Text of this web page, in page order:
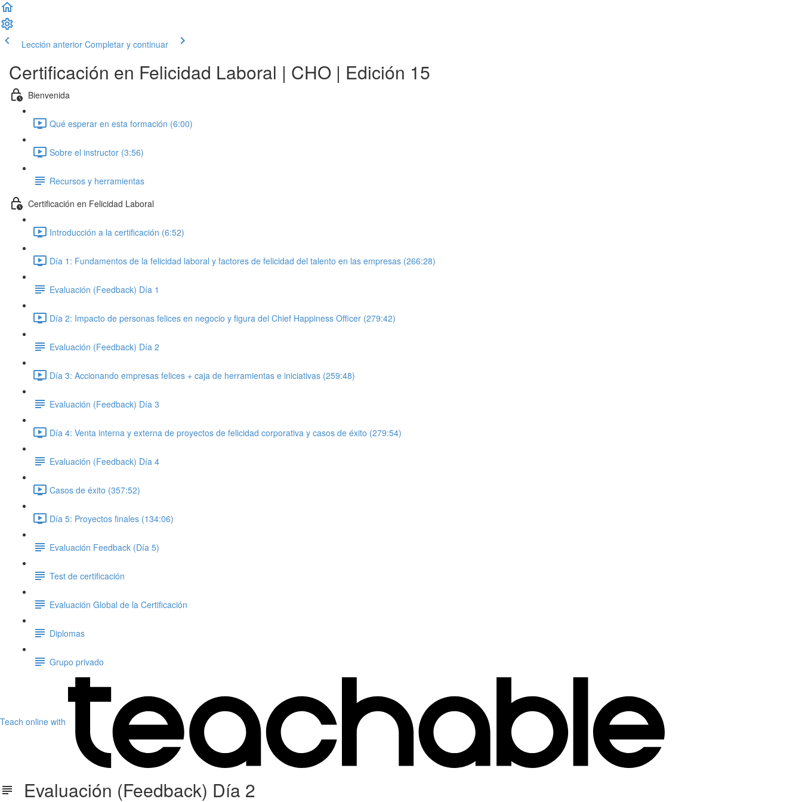
Lección anterior Completar y continuar
Certificación en Felicidad Laboral | CHO | Edición 15
Bienvenida
Qué esperar en esta formación (6:00)
Sobre el instructor (3:56)
Recursos y herramientas
Certificación en Felicidad Laboral
Introducción a la certificación (6:52)
Día 1: Fundamentos de la felicidad laboral y factores de felicidad del talento en las empresas (266:28)
Evaluación (Feedback) Día 1
Día 2: Impacto de personas felices en negocio y figura del Chief Happiness Officer (279:42)
Evaluación (Feedback) Día 2
Día 3: Accionando empresas felices + caja de herramientas e iniciativas (259:48)
Evaluación (Feedback) Día 3
Día 4: Venta interna y externa de proyectos de felicidad corporativa y casos de éxito (279:54)
Evaluación (Feedback) Día 4
Casos de éxito (357:52)
Día 5: Proyectos finales (134:06)
Evaluación Feedback (Día 5)
Test de certificación
Evaluación Global de la Certificación
Diplomas
Grupo privado
Teach online with
Evaluación (Feedback) Día 2